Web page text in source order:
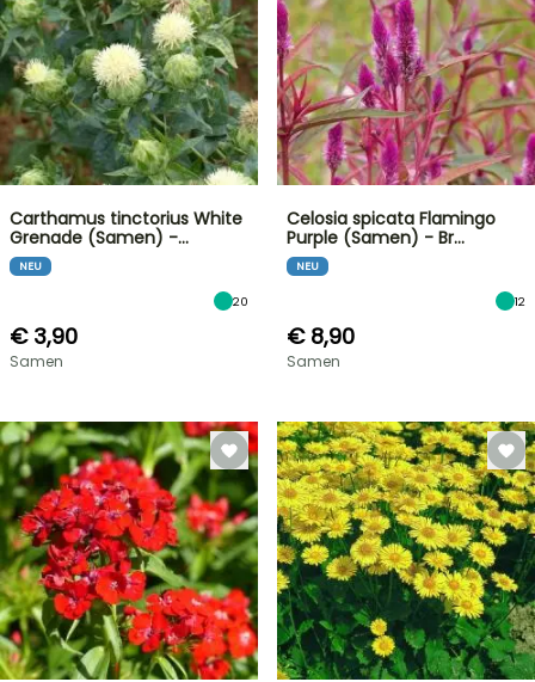
Carthamus tinctorius White
Grenade (Samen) -…
NEU
20
€ 3,90
Samen
Celosia spicata Flamingo
Purple (Samen) - Br…
NEU
12
€ 8,90
Samen